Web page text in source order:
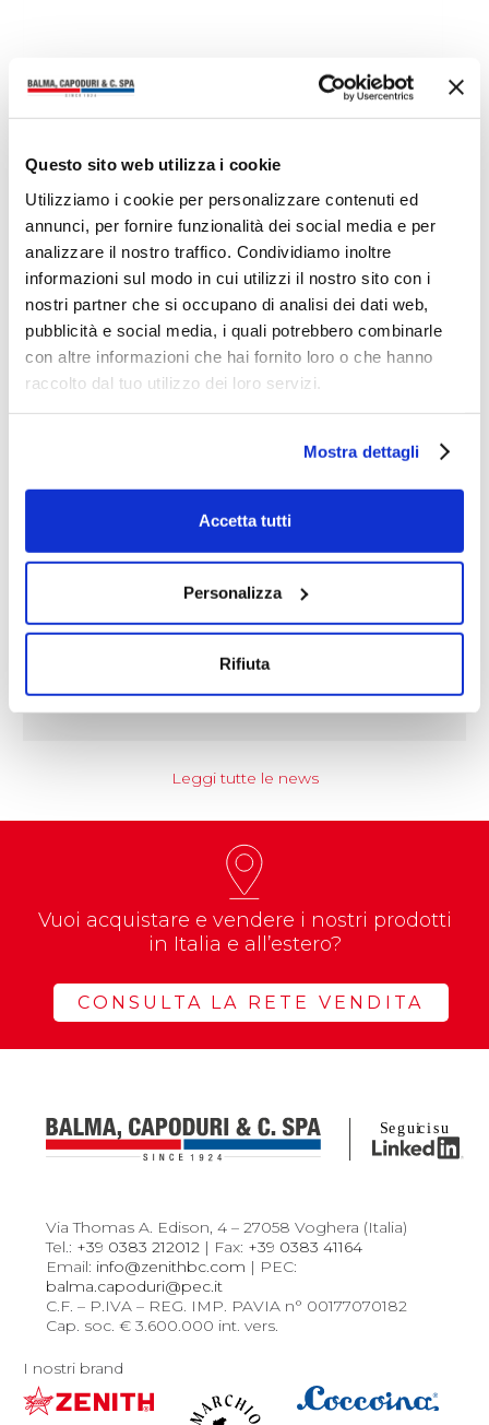
Questo sito web utilizza i cookie
Utilizziamo i cookie per personalizzare contenuti ed
annunci, per fornire funzionalità dei social media e per
analizzare il nostro traffico. Condividiamo inoltre
informazioni sul modo in cui utilizzi il nostro sito con i
nostri partner che si occupano di analisi dei dati web,
pubblicità e social media, i quali potrebbero combinarle
con altre informazioni che hai fornito loro o che hanno
raccolto dal tuo utilizzo dei loro servizi.
Mostra dettagli
Accetta tutti
Personalizza
Rifiuta
Ti potrebbero interessare anche
Coccoina protagonista di un progetto
educational nazionale
Prenderà il via nel corso dell’anno…
Leggi tutte le news
Vuoi acquistare e vendere i nostri prodotti
in Italia e all’estero?
CONSULTA LA RETE VENDITA
Via Thomas A. Edison, 4 – 27058 Voghera (Italia)
Tel.: +39 0383 212012 | Fax: +39 0383 41164
Email: info@zenithbc.com | PEC:
balma.capoduri@pec.it
C.F. – P.IVA – REG. IMP. PAVIA n° 00177070182
Cap. soc. € 3.600.000 int. vers.
I nostri brand